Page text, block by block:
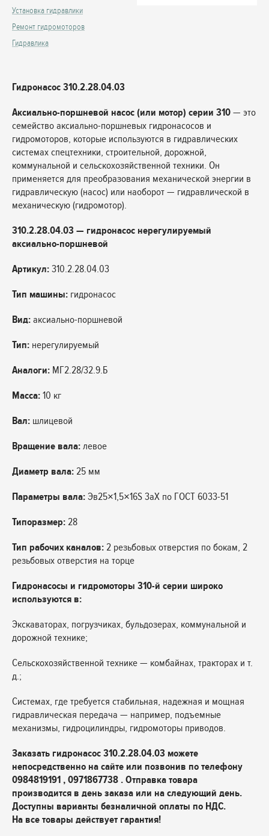
Установка гидравлики
Ремонт гидромоторов
Гидравлика
Гидронасос 310.2.28.04.03
Аксиально-поршневой насос (или мотор) серии 310 — это
семейство аксиально-поршневых гидронасосов и
гидромоторов, которые используются в гидравлических
системах спецтехники, строительной, дорожной,
коммунальной и сельскохозяйственной техники. Он
применяется для преобразования механической энергии в
гидравлическую (насос) или наоборот — гидравлической в
механическую (гидромотор).
310.2.28.04.03 — гидронасос нерегулируемый
аксиально-поршневой
Артикул: 310.2.28.04.03
Тип машины: гидронасос
Вид: аксиально-поршневой
Тип: нерегулируемый
Аналоги: МГ2.28/32.9.Б
Масса: 10 кг
Вал: шлицевой
Вращение вала: левое
Диаметр вала: 25 мм
Параметры вала: Эв25×1,5×16S 3аX по ГОСТ 6033-51
Типоразмер: 28
Тип рабочих каналов: 2 резьбовых отверстия по бокам, 2
резьбовых отверстия на торце
Гидронасосы и гидромоторы 310-й серии широко
используются в:
Экскаваторах, погрузчиках, бульдозерах, коммунальной и
дорожной технике;
Сельскохозяйственной технике — комбайнах, тракторах и т.
д.;
Системах, где требуется стабильная, надежная и мощная
гидравлическая передача — например, подъемные
механизмы, гидроцилиндры, гидромоторы приводов.
Заказать гидронасос 310.2.28.04.03 можете
непосредственно на сайте или позвонив по телефону
0984819191 , 0971867738 . Отправка товара
производится в день заказа или на следующий день.
Доступны варианты безналичной оплаты по НДС.
На все товары действует гарантия!